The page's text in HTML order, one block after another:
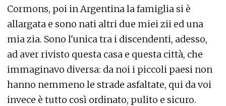
Cormons, poi in Argentina la famiglia si è
allargata e sono nati altri due miei zii ed una
mia zia. Sono l'unica tra i discendenti, adesso,
ad aver rivisto questa casa e questa città, che
immaginavo diversa: da noi i piccoli paesi non
hanno nemmeno le strade asfaltate, qui da voi
invece è tutto così ordinato, pulito e sicuro.